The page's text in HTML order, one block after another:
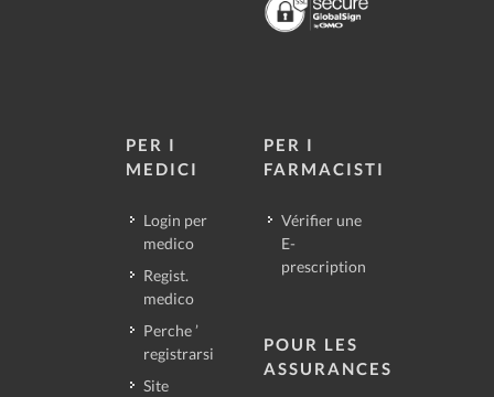
PER I
MEDICI
Login per
medico
Regist.
medico
Perche ’
registrarsi
Site
PER I
FARMACISTI
Vérifier une
E-
prescription
POUR LES
ASSURANCES